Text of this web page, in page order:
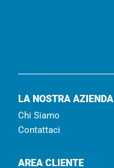
LA NOSTRA AZIENDA
Chi Siamo
Contattaci
AREA CLIENTE